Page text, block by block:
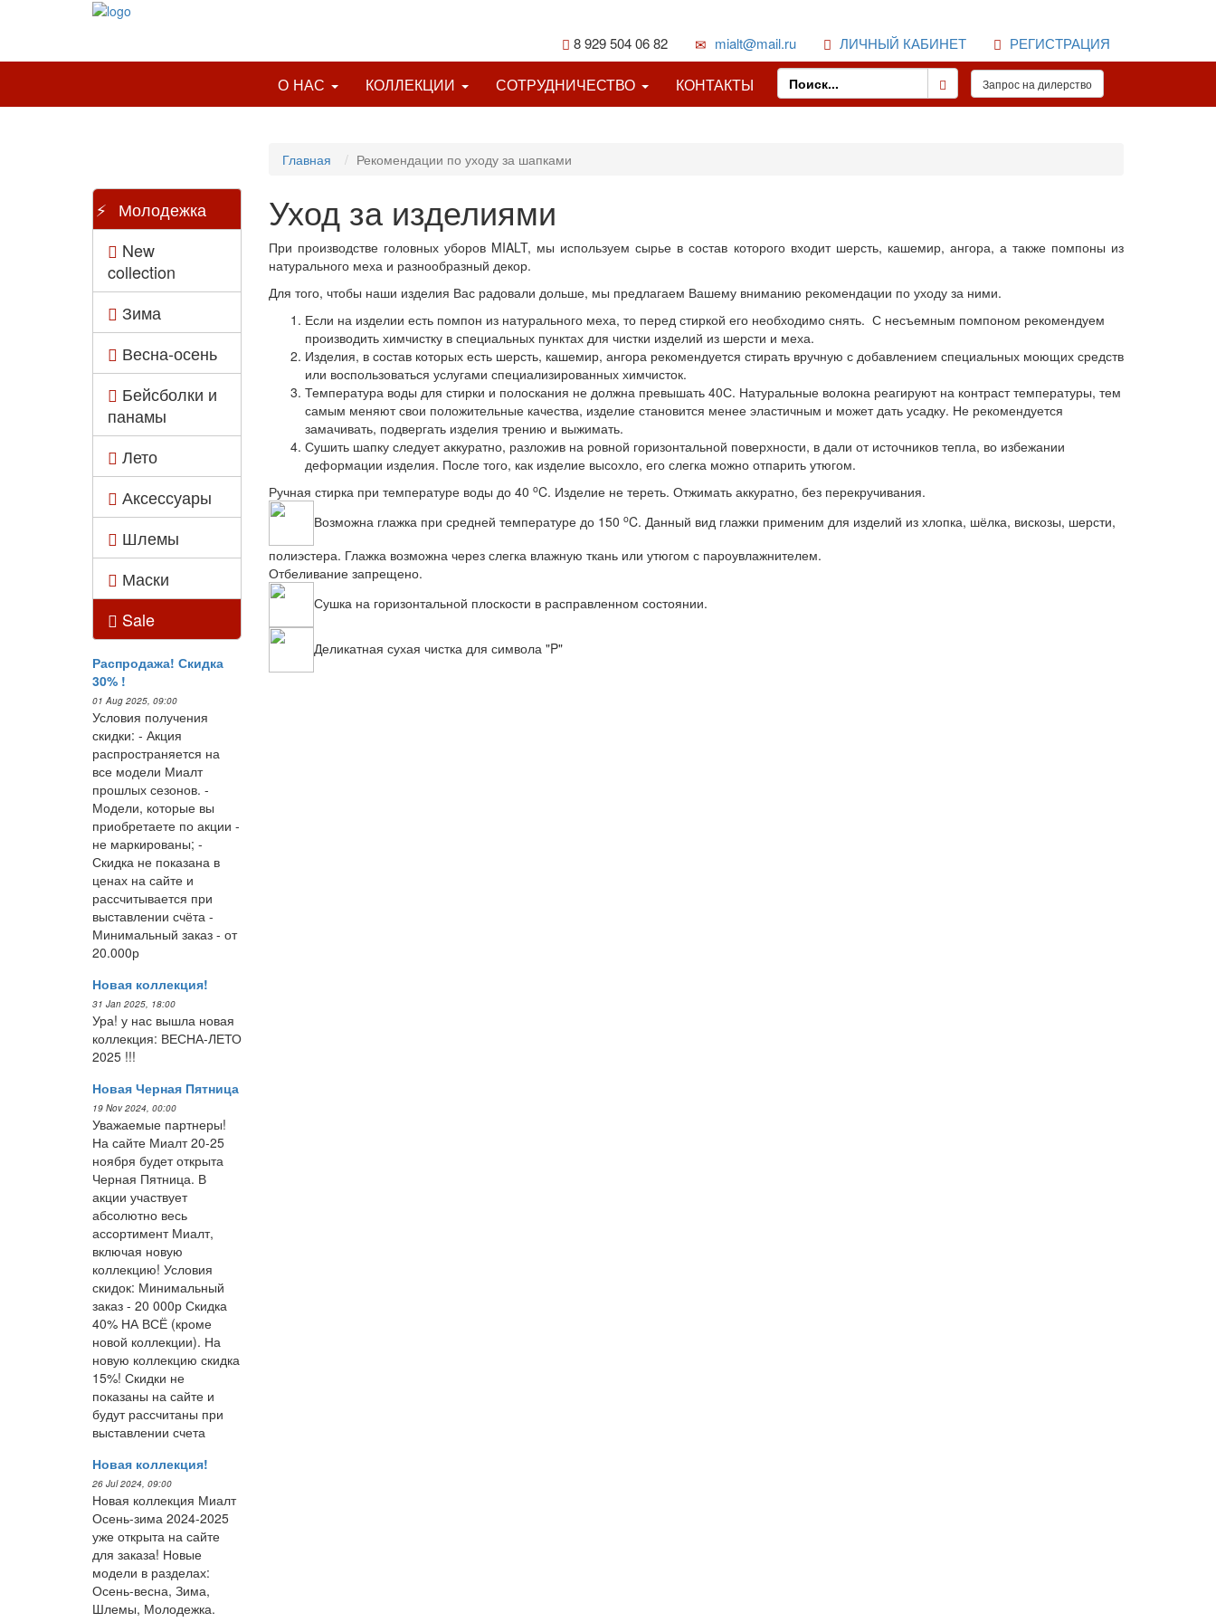
РЕГИСТРАЦИЯ
ЛИЧНЫЙ КАБИНЕТ
mialt@mail.ru
8 929 504 06 82
О НАС КОЛЛЕКЦИИ СОТРУДНИЧЕСТВО КОНТАКТЫ
Молодежка
New
collection
Зима
Весна-осень
Бейсболки и
панамы
Лето
Аксессуары
Шлемы
Маски
Sale
Распродажа! Скидка
30% !
01 Aug 2025, 09:00
Условия получения
скидки: - Акция
распространяется на
все модели Миалт
прошлых сезонов. -
Модели, которые вы
приобретаете по акции -
не маркированы; -
Скидка не показана в
ценах на сайте и
рассчитывается при
выставлении счёта -
Минимальный заказ - от
20.000р
Новая коллекция!
31 Jan 2025, 18:00
Ура! у нас вышла новая
коллекция: ВЕСНА-ЛЕТО
2025 !!!
Новая Черная Пятница
19 Nov 2024, 00:00
Уважаемые партнеры!
На сайте Миалт 20-25
ноября будет открыта
Черная Пятница. В
акции участвует
абсолютно весь
ассортимент Миалт,
включая новую
коллекцию! Условия
скидок: Минимальный
заказ - 20 000р Скидка
40% НА ВСЁ (кроме
новой коллекции). На
новую коллекцию скидка
15%! Скидки не
показаны на сайте и
будут рассчитаны при
выставлении счета
Новая коллекция!
26 Jul 2024, 09:00
Новая коллекция Миалт
Осень-зима 2024-2025
уже открыта на сайте
для заказа! Новые
модели в разделах:
Осень-весна, Зима,
Шлемы, Молодежка.
Главная Рекомендации по уходу за шапками
Уход за изделиями
При производстве головных уборов MIALT, мы используем сырье в состав которого входит шерсть, кашемир, ангора, а также помпоны из
натурального меха и разнообразный декор.
Для того, чтобы наши изделия Вас радовали дольше, мы предлагаем Вашему вниманию рекомендации по уходу за ними.
Если на изделии есть помпон из натурального меха, то перед стиркой его необходимо снять. С несъемным помпоном рекомендуем
производить химчистку в специальных пунктах для чистки изделий из шерсти и меха.
Изделия, в состав которых есть шерсть, кашемир, ангора рекомендуется стирать вручную с добавлением специальных моющих средств
или воспользоваться услугами специализированных химчисток.
Температура воды для стирки и полоскания не должна превышать 40С. Натуральные волокна реагируют на контраст температуры, тем
самым меняют свои положительные качества, изделие становится менее эластичным и может дать усадку. Не рекомендуется
замачивать, подвергать изделия трению и выжимать.
Сушить шапку следует аккуратно, разложив на ровной горизонтальной поверхности, в дали от источников тепла, во избежании
деформации изделия. После того, как изделие высохло, его слегка можно отпарить утюгом.
Ручная стирка при температуре воды до 40 oC. Изделие не тереть. Отжимать аккуратно, без перекручивания.
Возможна глажка при средней температуре до 150 oC. Данный вид глажки применим для изделий из хлопка, шёлка, вискозы, шерсти,
полиэстера. Глажка возможна через слегка влажную ткань или утюгом с пароувлажнителем.
Отбеливание запрещено.
Сушка на горизонтальной плоскости в расправленном состоянии.
Деликатная сухая чистка для символа "P"